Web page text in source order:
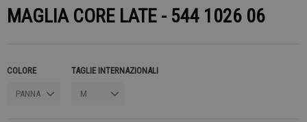
MAGLIA CORE LATE - 544 1026 06
COLORE TAGLIE INTERNAZIONALI